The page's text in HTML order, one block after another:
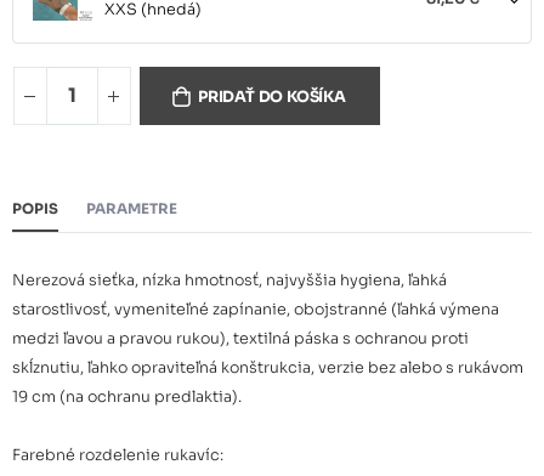
XXS (hnedá)
XS (zelená)
M (červená)
Rukavica nerezová Tridentum
L (modrá)
81,20 €
XL (žltá)
PRIDAŤ DO KOŠÍKA
POPIS PARAMETRE
Nerezová sieťka, nízka hmotnosť, najvyššia hygiena, ľahká
starostlivosť, vymeniteľné zapínanie, obojstranné (ľahká výmena
medzi ľavou a pravou rukou), textilná páska s ochranou proti
skĺznutiu, ľahko opraviteľná konštrukcia, verzie bez alebo s rukávom
19 cm (na ochranu predlaktia).
Farebné rozdelenie rukavíc: